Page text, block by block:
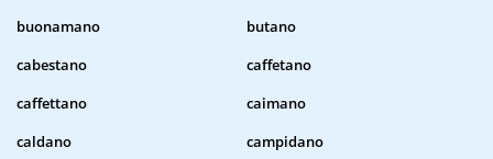
buonamano
butano
cabestano
caffetano
caffettano
caimano
caldano
campidano